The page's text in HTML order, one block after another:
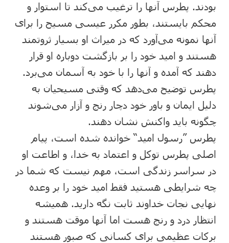
بودند. پطرس آنها را ترغیب می‌کند تا استوار و
محکم بایستند، بطور مکرر عیسی مسیح را برای
آنها نمونه می‌آورد که در میراث او بسیار ثروتمند
هستند و امید خود را بر بازگشت دوباره او قرار
دهند که آمده و آنها را با خود به آسمان می‌برد.
پطرس توضیح می‌دهد که وقتی مسیحیان به
دلیل ایمان و باور خود دچار رنج و آزار می‌شوند
چگونه باید واکنش نشان دهند.
پطرس ”رسول امید“ خوانده شده است، پیام
اصلی پطرس توکل و اعتماد به خدا، و اطاعت او
در سراسر زندگی است، مهم نیست که شما در
چه شرایطی هستید فقط امید خود را بر وعده
نهایی نجات خداوند ثابت نگه دارید. همیشه
انتظار درد و رنج هست اما آنها موقت هستند و
برکات عظیمی برای کسانی که صبور هستند